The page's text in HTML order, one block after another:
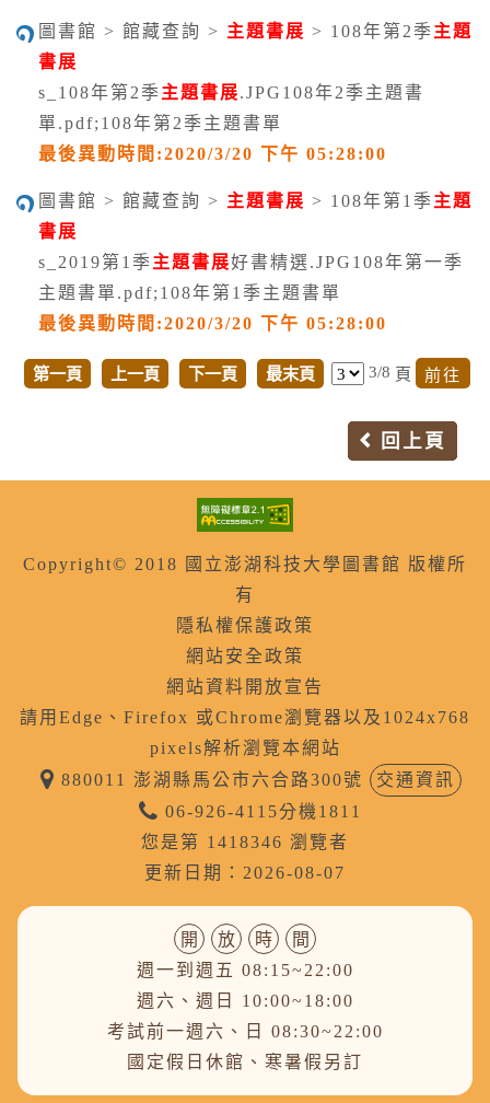
圖書館 > 館藏查詢 > 主題書展 > 108年第2季 主題
書展
s_108年第2季 主題書展.JPG108年2季主題書
單.pdf;108年第2季主題書單
最後異動時間:2020/3/20 下午 05:28:00
圖書館 > 館藏查詢 > 主題書展 > 108年第1季 主題
書展
s_2019第1季 主題書展好書精選.JPG108年第一季
主題書單.pdf;108年第1季主題書單
最後異動時間:2020/3/20 下午 05:28:00
第一頁 上一頁 下一頁 最末頁 3/8 頁
回上頁
Copyright© 2018 國立澎湖科技大學圖書館 版權所
有
隱私權保護政策
網站安全政策
網站資料開放宣告
請用Edge、Firefox 或Chrome瀏覽器以及1024x768
pixels解析瀏覽本網站
880011 澎湖縣馬公市六合路300號
交通資訊
06-926-4115分機1811
您是第 1418346 瀏覽者
更新日期：2026-08-07
開 放 時
間
週一到週五 08:15~22:00
週六、週日 10:00~18:00
考試前一週六、日 08:30~22:00
國定假日休館、寒暑假另訂